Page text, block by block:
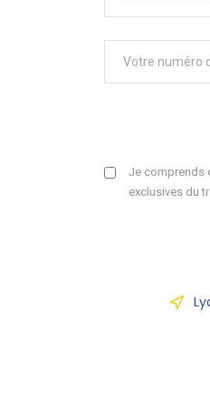
Je comprends
exclusives du